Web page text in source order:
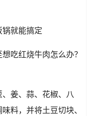
吃红烧牛肉怎么办？
姜、蒜、花椒、八
料，并将土豆切块、